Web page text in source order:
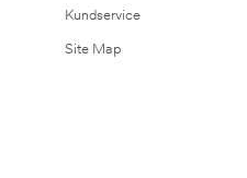
Kundservice
Site Map